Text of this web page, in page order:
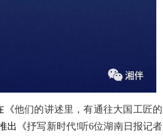
《他们的讲述里，有通往大国工匠的
出《抒写新时代!听6位湖南日报记者